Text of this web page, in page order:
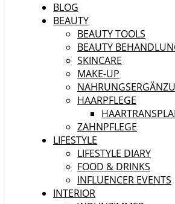
BLOG
BEAUTY
BEAUTY TOOLS
BEAUTY
SKINCARE
MAKE-UP
HAARPFLEGE
ZAHNPFLEGE
LIFESTYLE
LIFESTYLE DIARY
FOOD & DRINKS
INFLUENCER EVENTS
INTERIOR